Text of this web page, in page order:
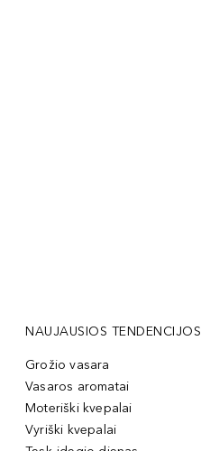
NAUJAUSIOS TENDENCIJOS
Grožio vasara
Vasaros aromatai
Moteriški kvepalai
Vyriški kvepalai